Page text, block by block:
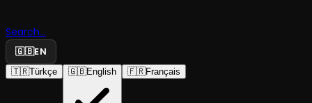
Search...
🇬🇧EN
🇹🇷Türkçe 🇬🇧English 🇫🇷Français
Hikayesi